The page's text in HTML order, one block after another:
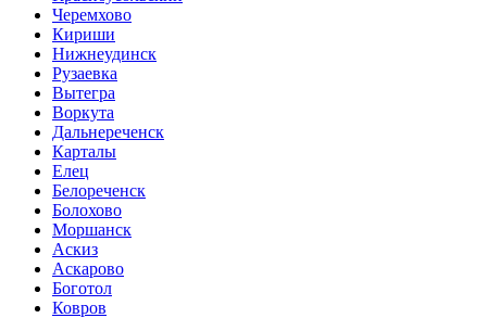
Черемхово
Кириши
Нижнеудинск
Рузаевка
Вытегра
Воркута
Дальнереченск
Карталы
Елец
Белореченск
Болохово
Моршанск
Аскиз
Аскарово
Боготол
Ковров